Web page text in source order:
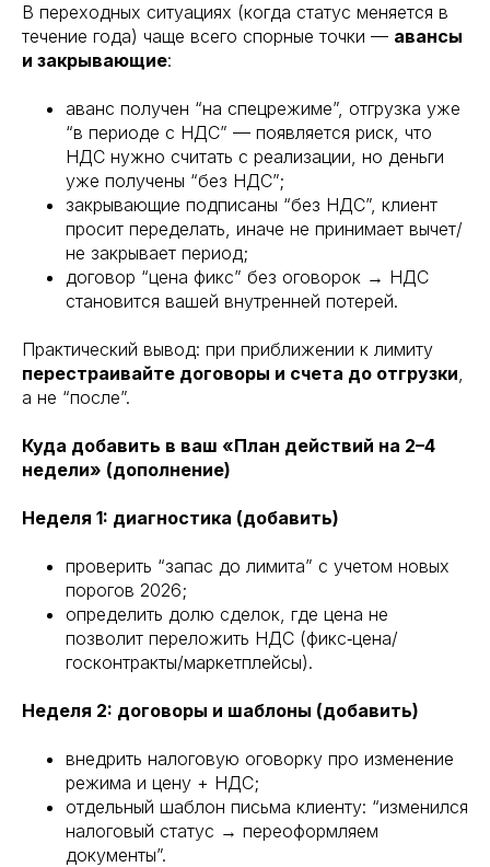
В переходных ситуациях (когда статус меняется в
течение года) чаще всего спорные точки — авансы
и закрывающие:
аванс получен “на спецрежиме”, отгрузка уже
“в периоде с НДС” — появляется риск, что
НДС нужно считать с реализации, но деньги
уже получены “без НДС”;
закрывающие подписаны “без НДС”, клиент
просит переделать, иначе не принимает вычет/
не закрывает период;
договор “цена фикс” без оговорок → НДС
становится вашей внутренней потерей.
Практический вывод: при приближении к лимиту
перестраивайте договоры и счета до отгрузки,
а не “после”.
Куда добавить в ваш «План действий на 2–4
недели» (дополнение)
Неделя 1: диагностика (добавить)
проверить “запас до лимита” с учетом новых
порогов 2026;
определить долю сделок, где цена не
позволит переложить НДС (фикс‑цена/
госконтракты/маркетплейсы).
Неделя 2: договоры и шаблоны (добавить)
внедрить налоговую оговорку про изменение
режима и цену + НДС;
отдельный шаблон письма клиенту: “изменился
налоговый статус → переоформляем
документы”.